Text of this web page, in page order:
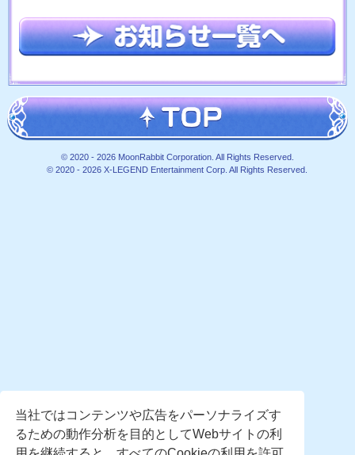
当社ではコンテンツや広告をパーソナライズす
るための動作分析を目的としてWebサイトの利
© 2020 - 2026 MoonRabbit Corporation. All Rights Reserved.
© 2020 -2026 X-LEGEND Entertainment Corp. All Rights Reserved.